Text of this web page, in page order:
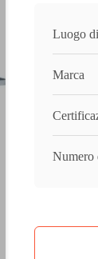
Luogo
Marca
Numero